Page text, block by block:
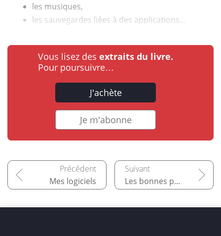
les musiques,
les sauvegardes liées à des applications...
Vous lisez des extraits du livre.
Pour poursuivre…
J'achète
Je m'abonne
Mes logiciels Les bonnes pratiques